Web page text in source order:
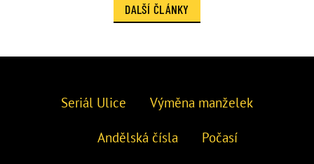
DALŠÍ ČLÁNKY
Seriál Ulice Výměna manželek
Andělská čísla Počasí